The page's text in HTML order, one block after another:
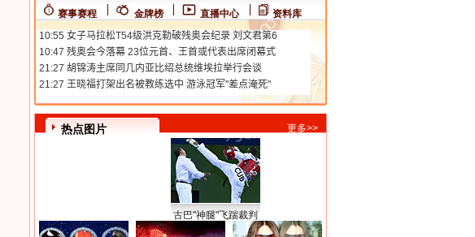
赛事赛程 金牌榜 直播中心 资料库
热点图片 更多>>
古巴"神腿"飞踹裁判